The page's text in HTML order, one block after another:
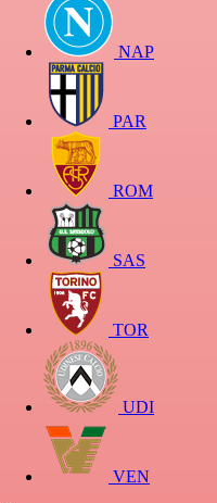
NAP
PAR
ROM
SAS
TOR
UDI
VEN